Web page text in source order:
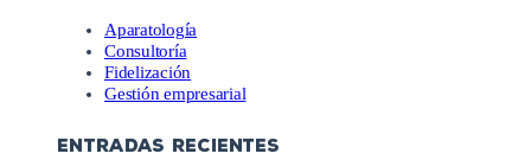
Aparatología
Consultoría
Fidelización
Gestión empresarial
ENTRADAS RECIENTES